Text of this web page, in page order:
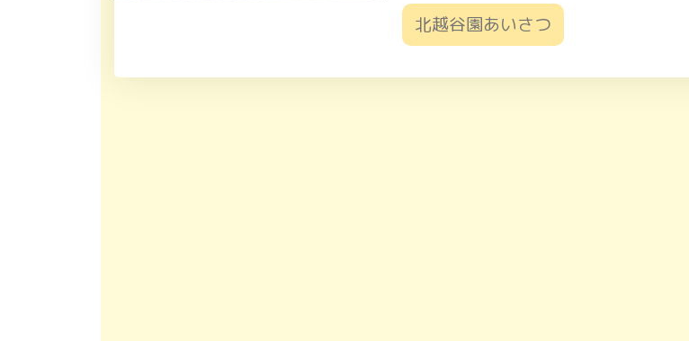
北越谷園あいさつ